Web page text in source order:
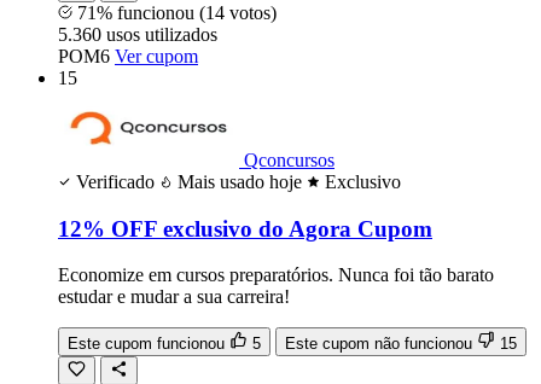
71% funcionou (14 votos)
5.360 usos utilizados
POM6 Ver cupom
15
Qconcursos
Verificado
Mais usado hoje Exclusivo
12% OFF exclusivo do Agora Cupom
Economize em cursos preparatórios. Nunca foi tão barato
estudar e mudar a sua carreira!
Este cupom funcionou 5 Este cupom não funcionou 15